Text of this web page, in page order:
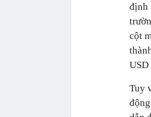
định
cột
USD
Tuy